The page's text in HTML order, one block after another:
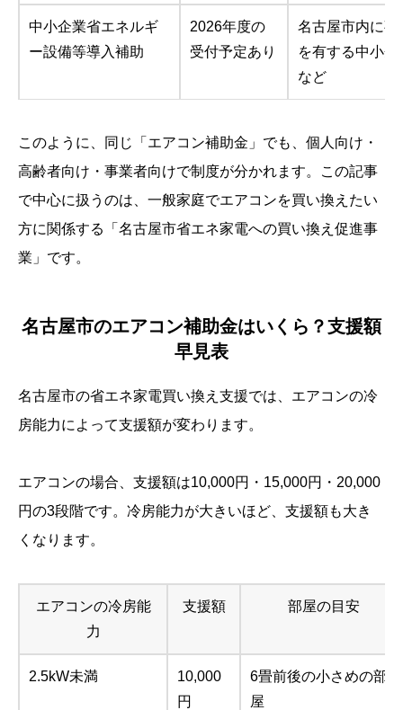
中小企業省エネルギ
ー設備等導入補助
2026年度の
受付予定あり
名古屋市内に事
を有する中小企
など
このように、同じ「エアコン補助金」でも、個人向け・
高齢者向け・事業者向けで制度が分かれます。この記事
で中心に扱うのは、一般家庭でエアコンを買い換えたい
方に関係する「名古屋市省エネ家電への買い換え促進事
業」です。
名古屋市のエアコン補助金はいくら？支援額
早見表
名古屋市の省エネ家電買い換え支援では、エアコンの冷
房能力によって支援額が変わります。
エアコンの場合、支援額は10,000円・15,000円・20,000
円の3段階です。冷房能力が大きいほど、支援額も大き
くなります。
エアコンの冷房能
力
支援額 部屋の目安
2.5kW未満
10,000
円
6畳前後の小さめの部
屋